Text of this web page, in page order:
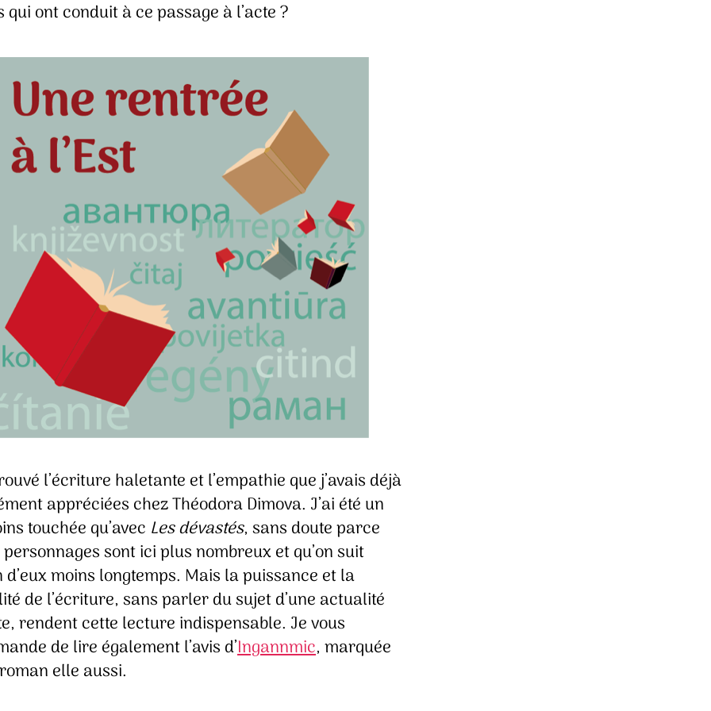
qui ont conduit à ce passage à l’acte ?
l’écriture haletante et l’empathie que j’avais déjà
appréciées chez Théodora Dimova. J’ai été un
touchée qu’avec Les dévastés, sans doute parce
sont ici plus nombreux et qu’on suit
moins longtemps. Mais la puissance et la
de l’écriture, sans parler du sujet d’une actualité
rendent cette lecture indispensable. Je vous
de lire également l’avis d’Ingannmic, marquée
elle aussi.